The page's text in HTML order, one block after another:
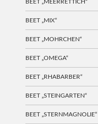
BEET „MEERRETTICH“
BEET „MIX“
BEET „MOHRCHEN“
BEET „OMEGA“
BEET „RHABARBER“
BEET „STEINGARTEN“
BEET „STERNMAGNOLIE“